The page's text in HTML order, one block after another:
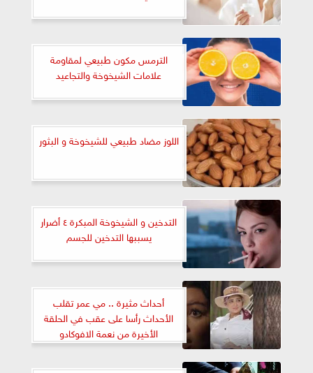
الترمس مكون طبيعي لمقاومة
علامات الشيخوخة والتجاعيد
اللوز مضاد طبيعي للشيخوخة و البثور
التدخين و الشيخوخة المبكرة ٤ أضرار
يسببها التدخين للجسم
أحداث مثيرة .. مي عمر تقلب
الأحداث رأسا على عقب في الحلقة
الأخيرة من نعمة الافوكادو